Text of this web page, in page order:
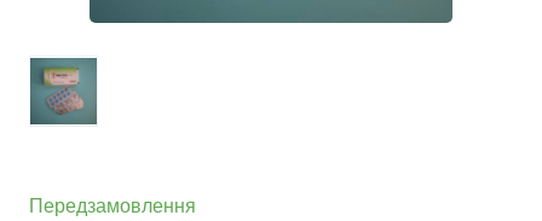
Передзамовлення